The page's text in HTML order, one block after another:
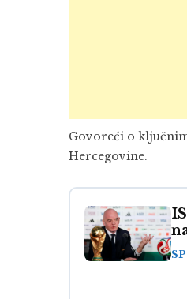
Govoreći o
Hercegovine.